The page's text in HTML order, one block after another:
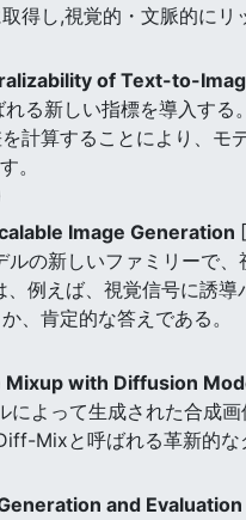
得し,視覚的・文脈的にリ
of Text-to-
新しい指標を導入する
計算することにより、
。
Image Generation
の新しいファミリーで
例えば、視覚信号に誘
、肯定的な答えである。
Mixup with Diffusion
よって生成された合成
Mixと呼ばれる革新的な
and Evaluation